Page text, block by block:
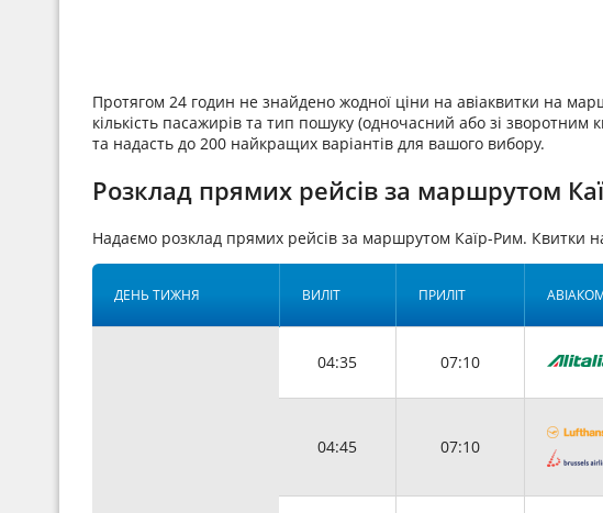
Протягом 24 годин не знайдено жодної ціни на авіаквитки на
кількість пасажирів та тип пошуку (одночасний або зі зворотним
та надасть до 200 найкращих варіантів для вашого вибору.
Розклад прямих рейсів за маршрутом
Надаємо розклад прямих рейсів за маршрутом Каїр-Рим.
ДЕНЬ ТИЖНЯ ВИЛІТ ПРИЛІТ
04:35 07:10
04:45 07:10